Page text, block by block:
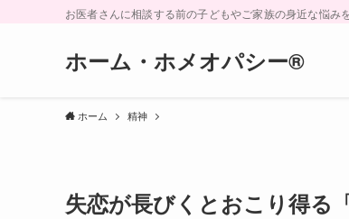
お医者さんに相談する前の子どもやご家族の身近な悩み
ホーム・ホメオパシー®︎
ホーム 精神
失恋が長びくとおこり得る